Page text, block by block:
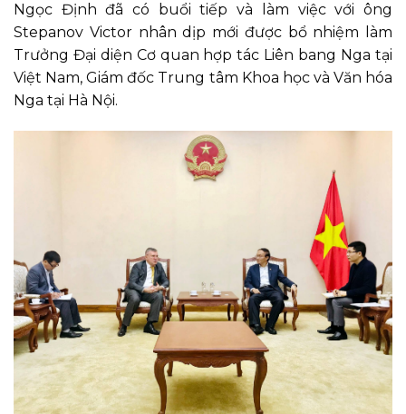
Ngọc Định đã có buổi tiếp và làm việc với ông
Stepanov Victor nhân dịp mới được bổ nhiệm làm
Trưởng Đại diện Cơ quan hợp tác Liên bang Nga tại
Việt Nam, Giám đốc Trung tâm Khoa học và Văn hóa
Nga tại Hà Nội.